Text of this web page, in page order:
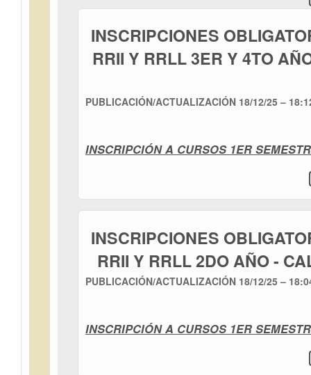
INSCRIPCIONES
RRII Y RRLL 3ER Y 4TO
PUBLICACIÓN/ACTUALIZACIÓN 18/12/25 –
INSCRIPCIÓN A CURSOS 1ER
INSCRIPCIONES
RRII Y RRLL 2DO AÑO -
PUBLICACIÓN/ACTUALIZACIÓN 18/12/25 –
INSCRIPCIÓN A CURSOS 1ER